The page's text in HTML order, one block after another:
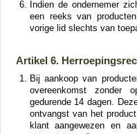
Indien de ondernemer
een reeks van
vorige lid slechts van
Artikel 6.
Bij aankoop van
overeenkomst zonder
gedurende 14 dagen.
ontvangst van het
klant aangewezen en